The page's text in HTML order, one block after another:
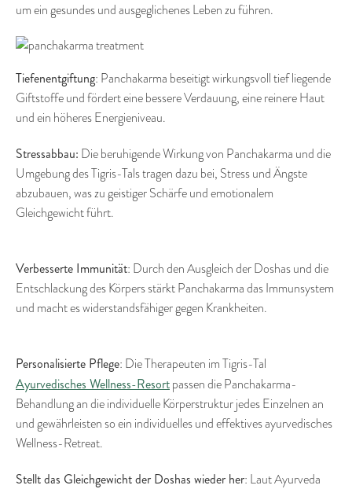
um ein gesundes und ausgeglichenes Leben zu führen.
Tiefenentgiftung: Panchakarma beseitigt wirkungsvoll tief liegende
Giftstoffe und fördert eine bessere Verdauung, eine reinere Haut
und ein höheres Energieniveau.
Stressabbau: Die beruhigende Wirkung von Panchakarma und die
Umgebung des Tigris-Tals tragen dazu bei, Stress und Ängste
abzubauen, was zu geistiger Schärfe und emotionalem
Gleichgewicht führt.
Verbesserte Immunität: Durch den Ausgleich der Doshas und die
Entschlackung des Körpers stärkt Panchakarma das Immunsystem
und macht es widerstandsfähiger gegen Krankheiten.
Personalisierte Pflege: Die Therapeuten im Tigris-Tal
Ayurvedisches Wellness-Resortpassen die Panchakarma-
Behandlung an die individuelle Körperstruktur jedes Einzelnen an
und gewährleisten so ein individuelles und effektives ayurvedisches
Wellness-Retreat.
Stellt das Gleichgewicht der Doshas wieder her: Laut Ayurveda